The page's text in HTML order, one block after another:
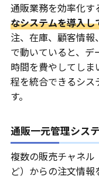
通販業務を効率化
なシステムを導入
注、在庫、顧客情
で動いていると、
時間を費やしてしま
程を統合できるシ
す。
通販一元管理シス
複数の販売チャネル
ど）からの注文情報